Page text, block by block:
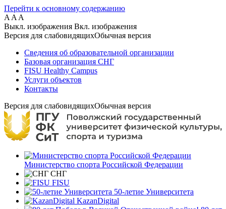
Перейти к основному содержанию
A A A
Выкл. изображения Вкл. изображения
Версия для слабовидящихОбычная версия
Сведения об образовательной организации
Базовая организация СНГ
FISU Healthy Campus
Услуги объектов
Контакты
Версия для слабовидящихОбычная версия
Министерство спорта Российской Федерации
СНГ
FISU
50-летие Университета
KazanDigital